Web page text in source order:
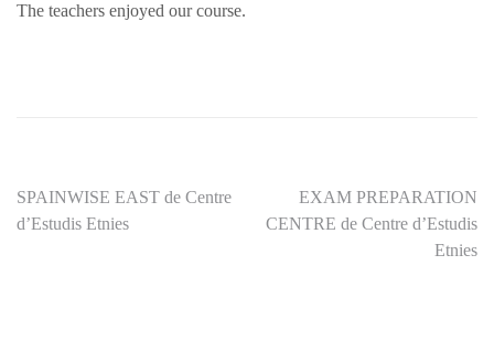
The teachers enjoyed our course.
Navegación
SPAINWISE EAST de Centre
d’Estudis Etnies
EXAM PREPARATION
CENTRE de Centre d’Estudis
Etnies